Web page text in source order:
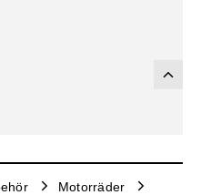
Motorräder